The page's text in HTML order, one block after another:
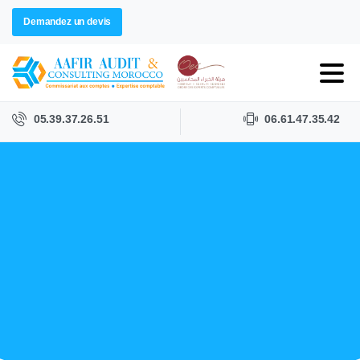
Demandez un devis
05.39.37.26.51 06.61.47.35.42